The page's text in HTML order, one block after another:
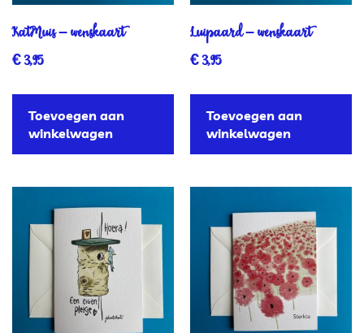
KatMuis – wenskaart
€3,95
Toevoegen aan
winkelwagen
Luipaard – wenskaart
€3,95
Toevoegen aan
winkelwagen